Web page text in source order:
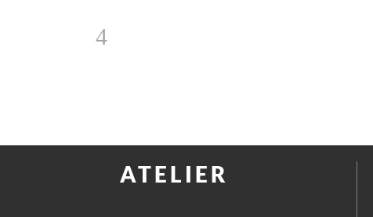
ATELIER